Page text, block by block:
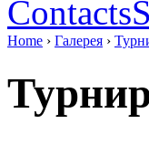
Contacts
Home › Галерея ›